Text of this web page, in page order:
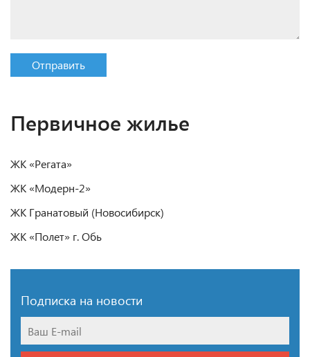
Отправить
Первичное жилье
ЖК «Регата»
ЖК «Модерн-2»
ЖК Гранатовый (Новосибирск)
ЖК «Полет» г. Обь
Подписка на новости